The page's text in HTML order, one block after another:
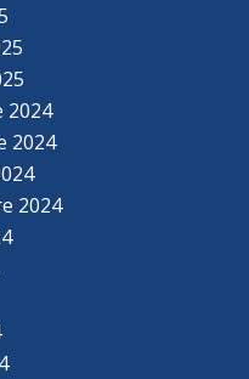
2024
2024
2024